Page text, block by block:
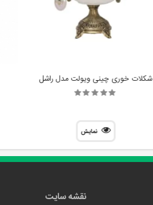
شکلات خوری چینی ویولت مدل راشل
نمایش
نقشه سایت